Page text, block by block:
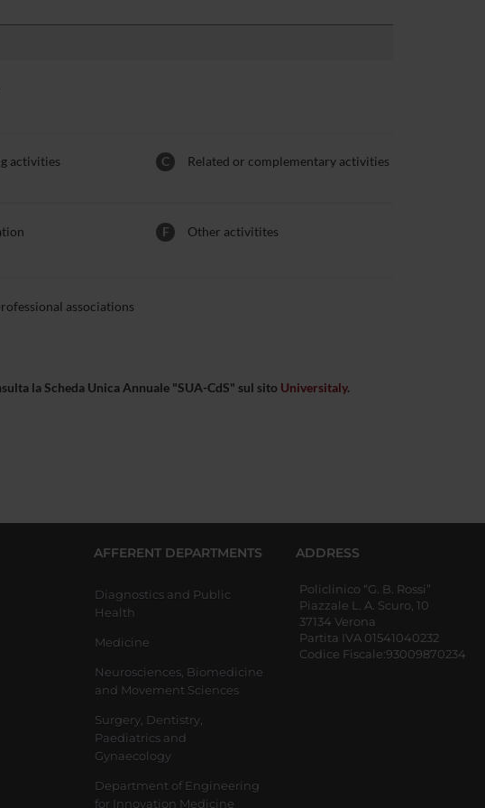
activities C Related or complementary activities
F Other activitites
associations
la Scheda Unica Annuale "SUA-CdS" sul sito Universitaly.
AFFERENT DEPARTMENTS
Diagnostics and Public
Health
Medicine
Neurosciences, Biomedicine
and Movement Sciences
Surgery, Dentistry,
Paediatrics and
Gynaecology
Department of Engineering
for Innovation Medicine
ADDRESS
Policlinico “G. B. Rossi”
Piazzale L. A. Scuro, 10
37134 Verona
Partita IVA 01541040232
Codice Fiscale:93009870234